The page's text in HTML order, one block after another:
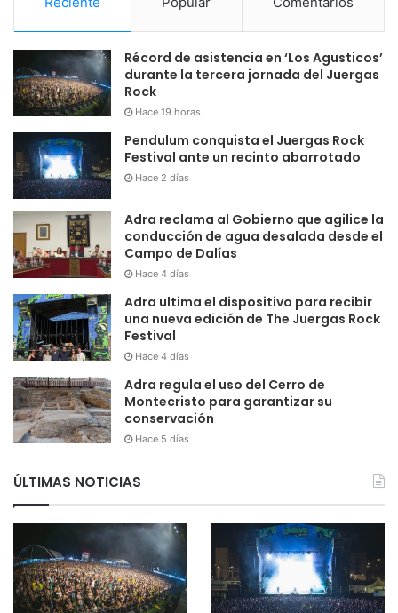
Récord de asistencia en ‘Los Agusticos’
durante la tercera jornada del Juergas
Rock
Hace 19 horas
Pendulum conquista el Juergas Rock
Festival ante un recinto abarrotado
Hace 2 días
Adra reclama al Gobierno que agilice la
conducción de agua desalada desde el
Campo de Dalías
Hace 4 días
Adra ultima el dispositivo para recibir
una nueva edición de The Juergas Rock
Festival
Hace 4 días
Adra regula el uso del Cerro de
Montecristo para garantizar su
conservación
Hace 5 días
ÚLTIMAS NOTICIAS